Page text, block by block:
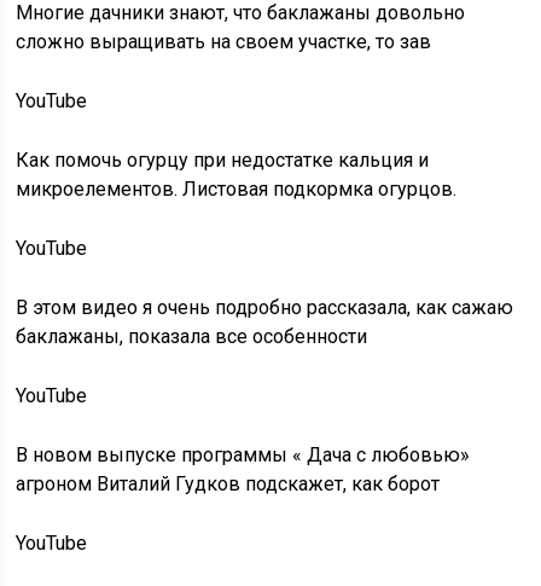
Многие дачники знают, что баклажаны довольно
сложно выращивать на своем участке, то зав
YouTube
Как помочь огурцу при недостатке кальция и
микроелементов. Листовая подкормка огурцов.
YouTube
В этом видео я очень подробно рассказала, как сажаю
баклажаны, показала все особенности
YouTube
В новом выпуске программы « Дача с любовью»
агроном Виталий Гудков подскажет, как борот
YouTube